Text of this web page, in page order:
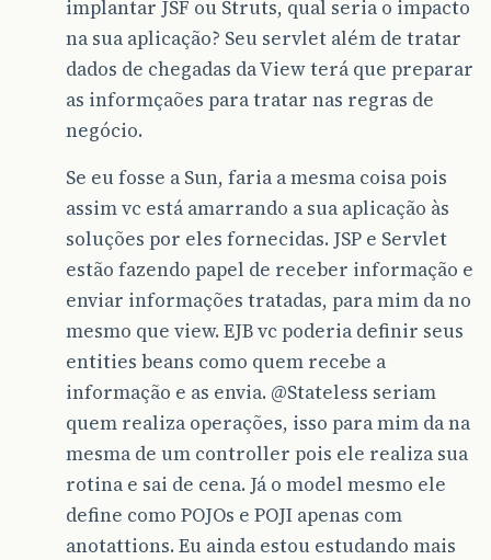
implantar JSF ou Struts, qual seria o impacto
na sua aplicação? Seu servlet além de tratar
dados de chegadas da View terá que preparar
as informçaões para tratar nas regras de
negócio.
Se eu fosse a Sun, faria a mesma coisa pois
assim vc está amarrando a sua aplicação às
soluções por eles fornecidas. JSP e Servlet
estão fazendo papel de receber informação e
enviar informações tratadas, para mim da no
mesmo que view. EJB vc poderia definir seus
entities beans como quem recebe a
informação e as envia. @Stateless seriam
quem realiza operações, isso para mim da na
mesma de um controller pois ele realiza sua
rotina e sai de cena. Já o model mesmo ele
define como POJOs e POJI apenas com
anotattions. Eu ainda estou estudando mais